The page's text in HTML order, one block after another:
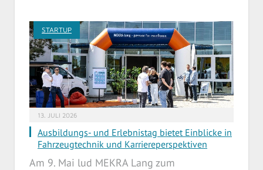
STARTUP
13. JULI 2026
Ausbildungs- und Erlebnistag bietet Einblicke in
Fahrzeugtechnik und Karriereperspektiven
Am 9. Mai lud MEKRA Lang zum